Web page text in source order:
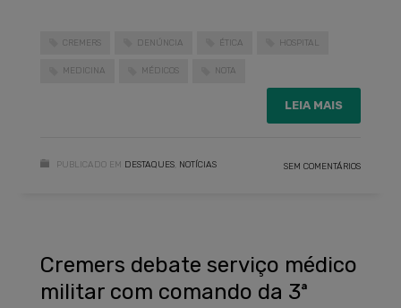
CREMERS DENÚNCIA ÉTICA HOSPITAL
MEDICINA MÉDICOS NOTA
LEIA MAIS
PUBLICADO EM DESTAQUES NOTÍCIAS SEM COMENTÁRIOS
Cremers debate serviço médico
militar com comando da 3ª